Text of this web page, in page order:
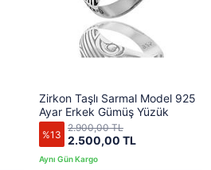
Zirkon Taşlı Sarmal Model 925
Ayar Erkek Gümüş Yüzük
%13 2.500,00 TL
2.900,00 TL